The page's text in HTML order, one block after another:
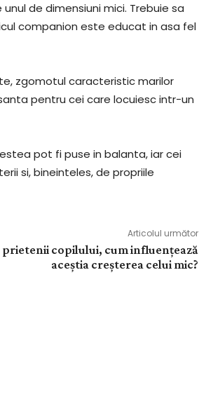
de dimensiuni mici. Trebuie sa
companion este educat in asa fel
zgomotul caracteristic marilor
pentru cei care locuiesc intr-un
pot fi puse in balanta, iar cei
si, bineinteles, de propriile
Articolul următor
prietenii copilului, cum influențează
aceștia creșterea celui mic?